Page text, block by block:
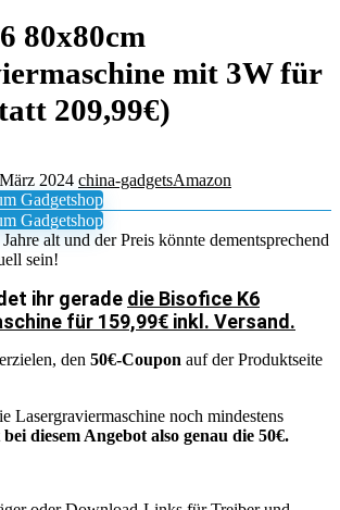
80x80cm
mit 3W für
209,99€)
2024 china-gadgetsAmazon
Gadgetshop
Gadgetshop
alt und der Preis könnte dementsprechend
sein!
ihr gerade die Bisofice K6
für 159,99€ inkl. Versand.
den 50€-Coupon auf der Produktseite
Lasergraviermaschine noch mindestens
diesem Angebot also genau die 50€.